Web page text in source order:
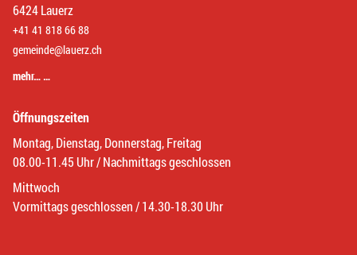
6424 Lauerz
+41 41 818 66 88
gemeinde@lauerz.ch
mehr… …
Öffnungszeiten
Montag, Dienstag, Donnerstag, Freitag
08.00-11.45 Uhr / Nachmittags geschlossen
Mittwoch
Vormittags geschlossen / 14.30-18.30 Uhr